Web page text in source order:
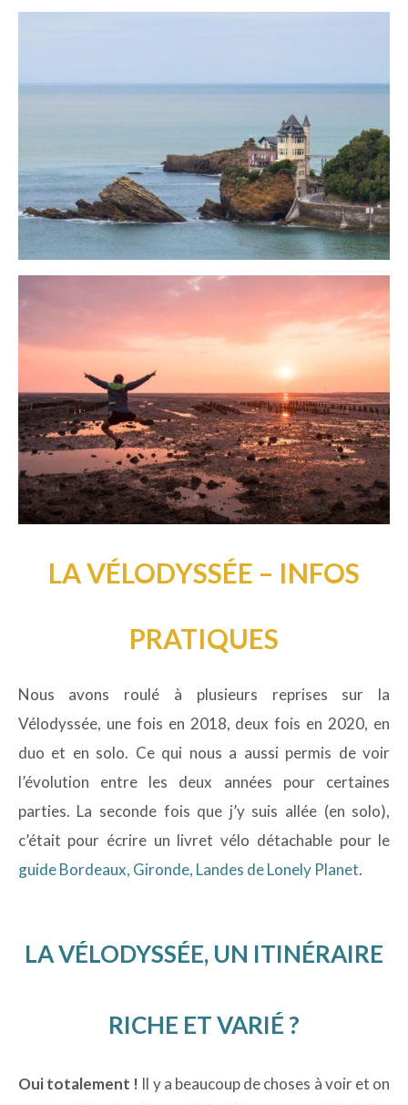
LA VÉLODYSSÉE – INFOS
PRATIQUES
Nous avons roulé à plusieurs reprises sur la
Vélodyssée, une fois en 2018, deux fois en 2020, en
duo et en solo. Ce qui nous a aussi permis de voir
l’évolution entre les deux années pour certaines
parties. La seconde fois que j’y suis allée (en solo),
c’était pour écrire un livret vélo détachable pour le
guide Bordeaux, Gironde, Landes de Lonely Planet.
LA VÉLODYSSÉE, UN ITINÉRAIRE
RICHE ET VARIÉ ?
Oui totalement ! Il y a beaucoup de choses à voir et on